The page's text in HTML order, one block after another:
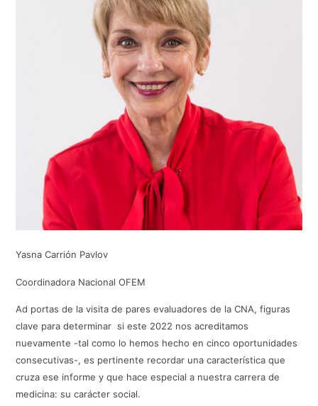
Yasna Carrión Pavlov
Coordinadora Nacional OFEM
Ad portas de la visita de pares evaluadores de la CNA, figuras
clave para determinar si este 2022 nos acreditamos
nuevamente -tal como lo hemos hecho en cinco oportunidades
consecutivas-, es pertinente recordar una característica que
cruza ese informe y que hace especial a nuestra carrera de
medicina: su carácter social.